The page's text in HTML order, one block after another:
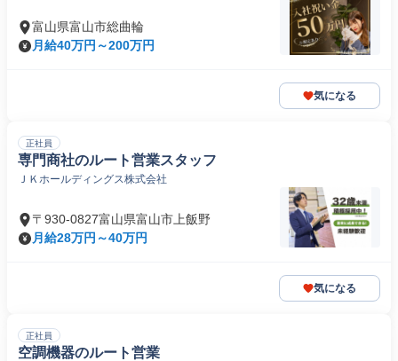
富山県富山市総曲輪
月給40万円～200万円
気になる
正社員
専門商社のルート営業スタッフ
ＪＫホールディングス株式会社
〒930-0827富山県富山市上飯野
月給28万円～40万円
気になる
正社員
空調機器のルート営業